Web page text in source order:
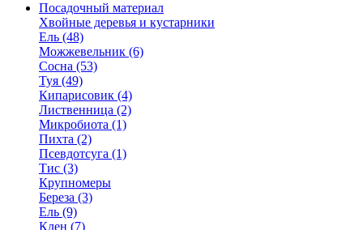
Посадочный материал
Хвойные деревья и кустарники
Ель (48)
Можжевельник (6)
Сосна (53)
Туя (49)
Кипарисовик (4)
Лиственница (2)
Микробиота (1)
Пихта (2)
Псевдотсуга (1)
Тис (3)
Крупномеры
Береза (3)
Ель (9)
Клен (7)